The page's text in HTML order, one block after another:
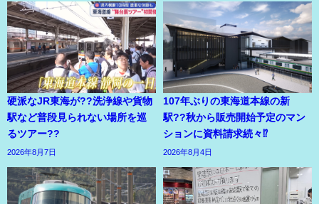
硬派なJR東海が??洗浄線や貨物
駅など普段見られない場所を巡
るツアー??
2026年8月7日
107年ぶりの東海道本線の新
駅??秋から販売開始予定のマン
ションに資料請求続々⁉
2026年8月4日